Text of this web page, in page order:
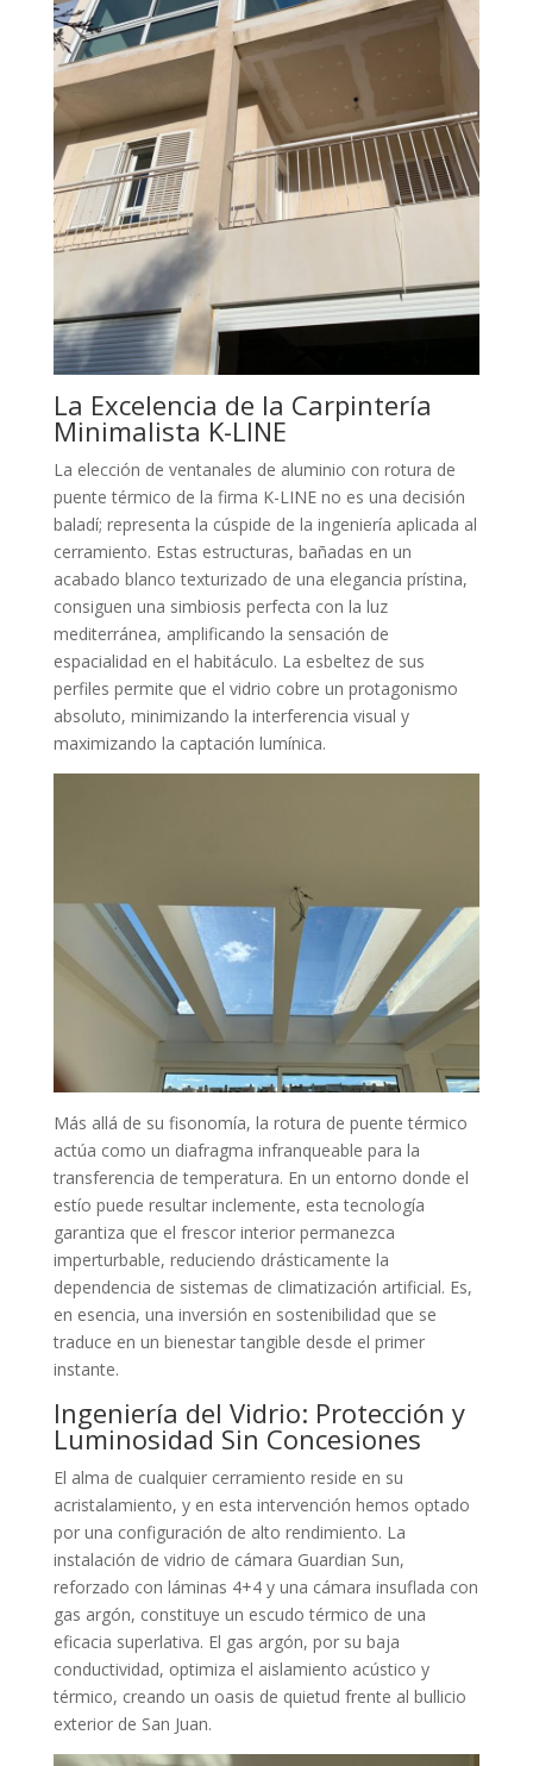
La Excelencia de la Carpintería
Minimalista K-LINE
La elección de ventanales de aluminio con rotura de
puente térmico de la firma K-LINE no es una decisión
baladí; representa la cúspide de la ingeniería aplicada al
cerramiento. Estas estructuras, bañadas en un
acabado blanco texturizado de una elegancia prístina,
consiguen una simbiosis perfecta con la luz
mediterránea, amplificando la sensación de
espacialidad en el habitáculo. La esbeltez de sus
perfiles permite que el vidrio cobre un protagonismo
absoluto, minimizando la interferencia visual y
maximizando la captación lumínica.
Más allá de su fisonomía, la rotura de puente térmico
actúa como un diafragma infranqueable para la
transferencia de temperatura. En un entorno donde el
estío puede resultar inclemente, esta tecnología
garantiza que el frescor interior permanezca
imperturbable, reduciendo drásticamente la
dependencia de sistemas de climatización artificial. Es,
en esencia, una inversión en sostenibilidad que se
traduce en un bienestar tangible desde el primer
instante.
Ingeniería del Vidrio: Protección y
Luminosidad Sin Concesiones
El alma de cualquier cerramiento reside en su
acristalamiento, y en esta intervención hemos optado
por una configuración de alto rendimiento. La
instalación de vidrio de cámara Guardian Sun,
reforzado con láminas 4+4 y una cámara insuflada con
gas argón, constituye un escudo térmico de una
eficacia superlativa. El gas argón, por su baja
conductividad, optimiza el aislamiento acústico y
térmico, creando un oasis de quietud frente al bullicio
exterior de San Juan.